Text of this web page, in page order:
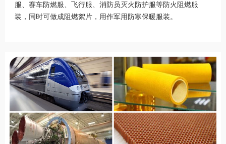
服、赛车防燃服、飞行服、消防员灭火防护服等防火阻燃服
装，同时可做成阻燃絮片，用作军用防寒保暖服装。